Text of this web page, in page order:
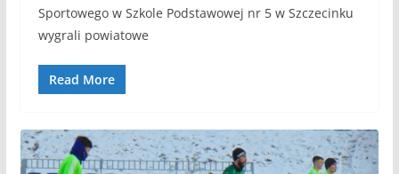
Sportowego w Szkole Podstawowej nr 5 w Szczecinku
wygrali powiatowe
Read More